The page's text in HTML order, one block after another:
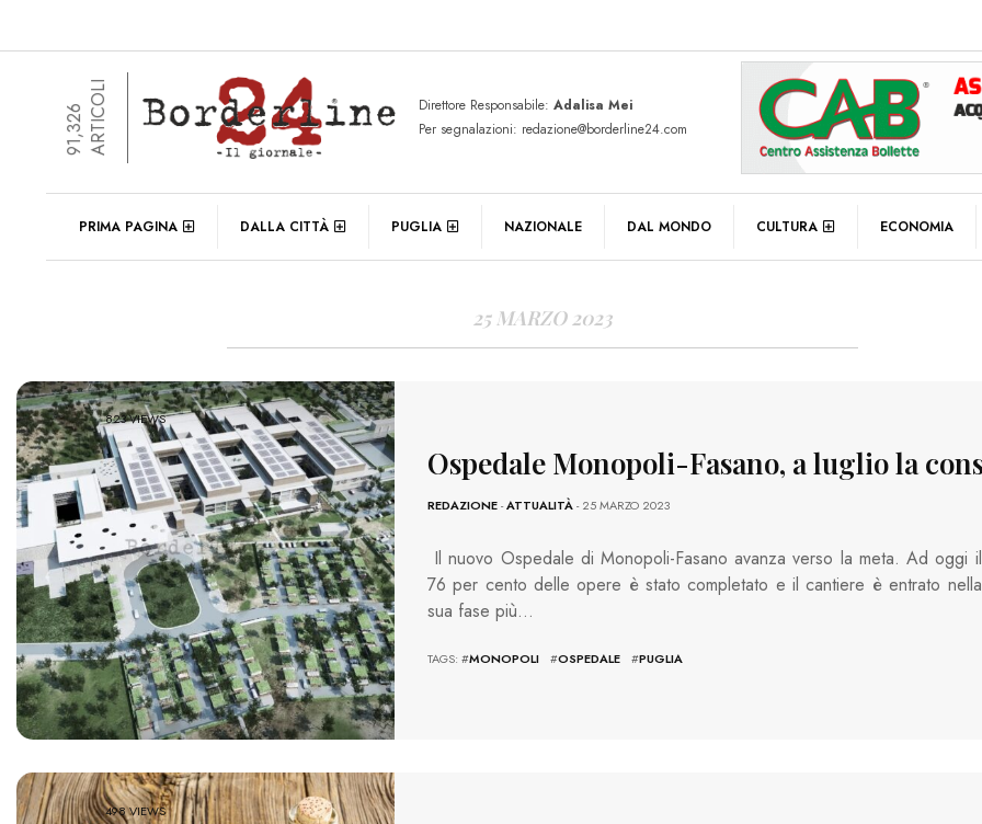
91,326ARTICOLI Direttore Responsabile: Adalisa Mei
Per segnalazioni: redazione@borderline24.com
PRIMA PAGINA DALLA CITTÀ PUGLIA NAZIONALE DAL MONDO CULTURA ECONOMIA
DAILY ARCHIVES
25 MARZO 2023
823 VIEWS
Ospedale Monopoli-Fasano, a luglio la
REDAZIONE-ATTUALITÀ- 25 MARZO 2023
Il nuovo Ospedale di Monopoli-Fasano avanza verso la meta. Ad oggi il
76 per cento delle opere è stato completato e il cantiere è entrato nella
sua fase più…
TAGS: #MONOPOLI #OSPEDALE #PUGLIA
498 VIEWS